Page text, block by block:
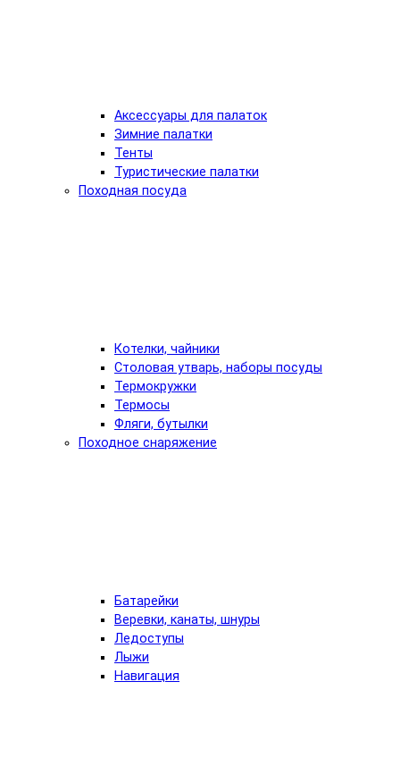
Аксессуары для палаток
Зимние палатки
Тенты
Туристические палатки
Походная посуда
Котелки, чайники
Столовая утварь, наборы посуды
Термокружки
Термосы
Фляги, бутылки
Походное снаряжение
Батарейки
Веревки, канаты, шнуры
Ледоступы
Лыжи
Навигация